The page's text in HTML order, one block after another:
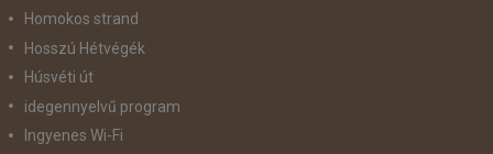
Homokos strand
Hosszú Hétvégék
Húsvéti út
idegennyelvű program
Ingyenes Wi-Fi